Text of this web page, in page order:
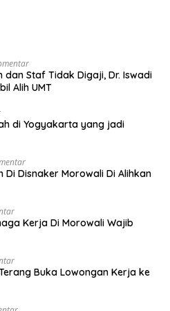
dan Staf Tidak Digaji, Dr. Iswadi
Alih UMT
di Yogyakarta yang jadi
Di Disnaker Morowali Di Alihkan
Kerja Di Morowali Wajib
Buka Lowongan Kerja ke